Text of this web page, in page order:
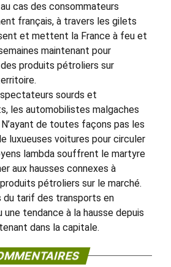
cas des consommateurs
français, à travers les gilets
et mettent la France à feu et
maintenant pour
produits pétroliers sur
sourds et
les automobilistes malgaches
de toutes façons pas les
luxueuses voitures pour circuler
lambda souffrent le martyre
aux hausses connexes à
pétroliers sur le marché.
du tarif des transports en
une tendance à la hausse depuis
dans la capitale.